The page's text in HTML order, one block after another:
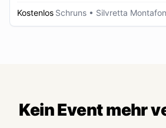
Kostenlos Schruns • Silvretta Montafon
Kein Event mehr